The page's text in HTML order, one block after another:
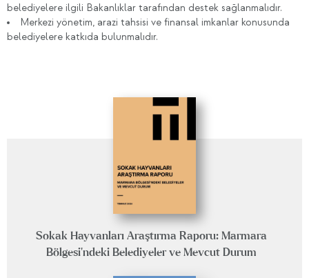
belediyelere ilgili Bakanlıklar tarafından destek sağlanmalıdır.
Merkezi yönetim, arazi tahsisi ve finansal imkanlar konusunda
belediyelere katkıda bulunmalıdır.
Sokak Hayvanları Araştırma Raporu: Marmara
Bölgesi’ndeki Belediyeler ve Mevcut Durum